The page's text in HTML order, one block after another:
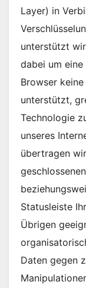
Layer) in
unterstützt
dabei um
Browser
unterstützt,
Technologie
unseres
übertragen
Statusleiste
Übrigen
Daten gegen